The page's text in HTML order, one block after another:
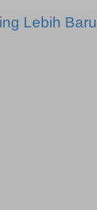
Lebih Baru